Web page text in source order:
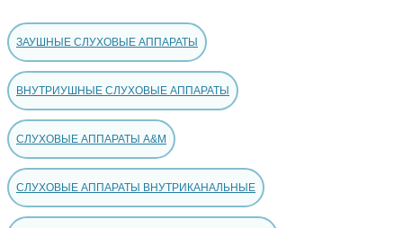
ЗАУШНЫЕ СЛУХОВЫЕ АППАРАТЫ
ВНУТРИУШНЫЕ СЛУХОВЫЕ АППАРАТЫ
СЛУХОВЫЕ АППАРАТЫ A&M
СЛУХОВЫЕ АППАРАТЫ ВНУТРИКАНАЛЬНЫЕ